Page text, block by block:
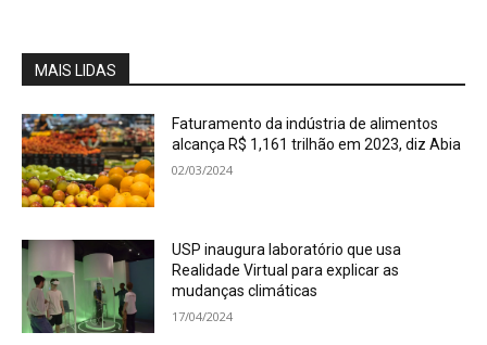
MAIS LIDAS
Faturamento da indústria de alimentos
alcança R$ 1,161 trilhão em 2023, diz Abia
02/03/2024
USP inaugura laboratório que usa
Realidade Virtual para explicar as
mudanças climáticas
17/04/2024